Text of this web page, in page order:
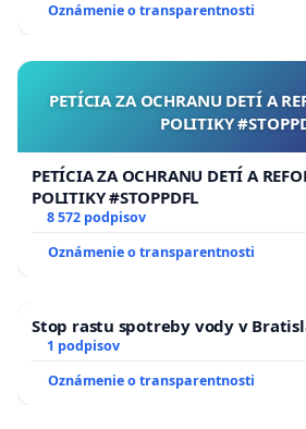
Oznámenie o transparentnosti
PETÍCIA ZA OCHRANU DETÍ A
POLITIKY
PETÍCIA ZA OCHRANU DETÍ A
POLITIKY #STOPPDFL
8 572 podpisov
Oznámenie o transparentnosti
Stop rastu spotreby vody v
1 podpisov
Oznámenie o transparentnosti